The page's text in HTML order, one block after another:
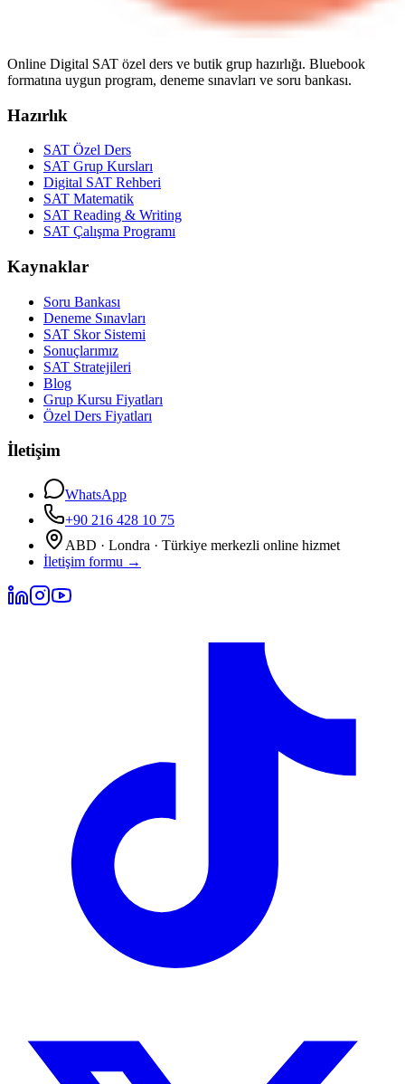
Online Digital SAT özel ders ve butik grup hazırlığı. Bluebook
formatına uygun program, deneme sınavları ve soru bankası.
Hazırlık
SAT Özel Ders
SAT Grup Kursları
Digital SAT Rehberi
SAT Matematik
SAT Reading & Writing
SAT Çalışma Programı
Kaynaklar
Soru Bankası
Deneme Sınavları
SAT Skor Sistemi
Sonuçlarımız
SAT Stratejileri
Blog
Grup Kursu Fiyatları
Özel Ders Fiyatları
İletişim
WhatsApp
+90 216 428 10 75
ABD · Londra · Türkiye merkezli online hizmet
İletişim formu →